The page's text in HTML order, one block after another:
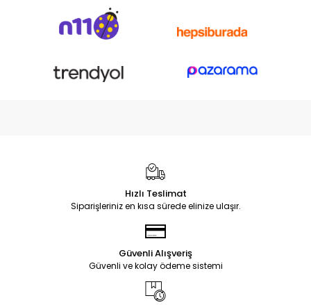
Hızlı Teslimat
Siparişleriniz en kısa sürede elinize ulaşır.
Güvenli Alışveriş
Güvenli ve kolay ödeme sistemi